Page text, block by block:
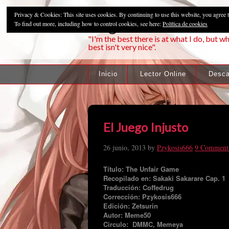
"I'm the best there is at what I do, but
best isn't very nice".
Inicio Lector Online
El Juego Injusto
26 junio, 2013 by Pzykosis666 9
Título: The Unfair Game
Recopilado en: Sakaki Sakarare Cap. 1
Traducción: Coffedrug
Corrección: Pzykosis666
Edición: Zetsurin
Autor: Meme50
Circulo: DMMC, Memeya
Privacy & Cookies: This site uses cookies. By continuing to use this website, you agree
To find out more, including how to control cookies, see here:Política de cookies